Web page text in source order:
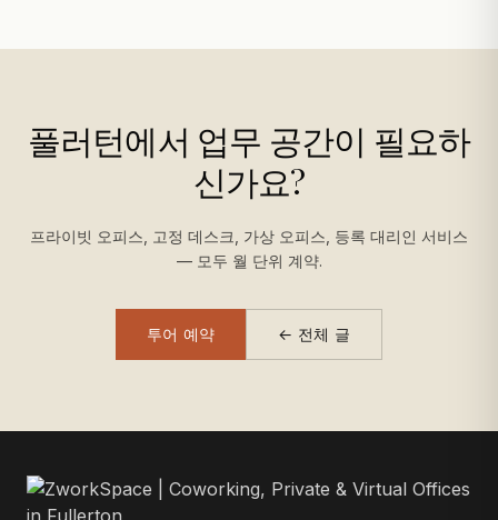
풀러턴에서 업무 공간이 필요하
신가요?
프라이빗 오피스, 고정 데스크, 가상 오피스, 등록 대리인 서비스
— 모두 월 단위 계약.
투어 예약 ← 전체 글